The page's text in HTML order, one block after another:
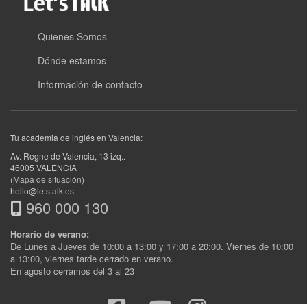
Quienes Somos
Dónde estamos
Información de contacto
Tu academia de inglés en Valencia:
Av. Regne de Valencia, 13 izq..
46005 VALENCIA
(Mapa de situación)
hello@letstalk.es
960 000 130
Horario de verano:
De Lunes a Jueves de 10:00 a 13:00 y 17:00 a 20:00. Viernes de 10:00
a 13:00, viernes tarde cerrado en verano.
En agosto cerramos del 3 al 23